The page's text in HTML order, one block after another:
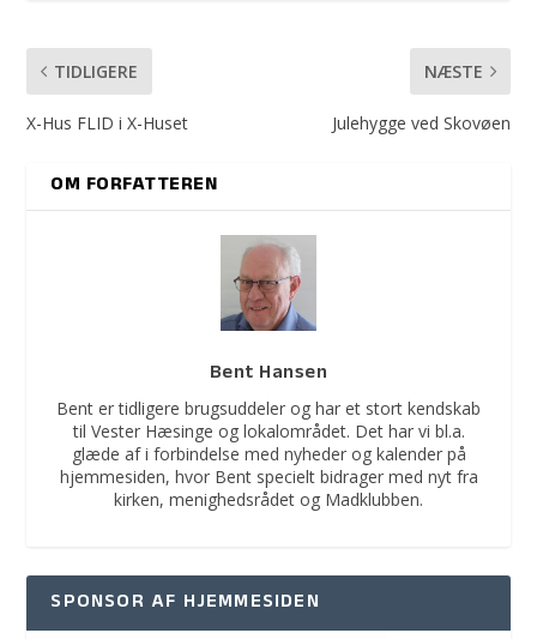
TIDLIGERE
X-Hus FLID i X-Huset
NÆSTE
Julehygge ved Skovøen
OM FORFATTEREN
Bent Hansen
Bent er tidligere brugsuddeler og har et stort kendskab
til Vester Hæsinge og lokalområdet. Det har vi bl.a.
glæde af i forbindelse med nyheder og kalender på
hjemmesiden, hvor Bent specielt bidrager med nyt fra
kirken, menighedsrådet og Madklubben.
SPONSOR AF HJEMMESIDEN